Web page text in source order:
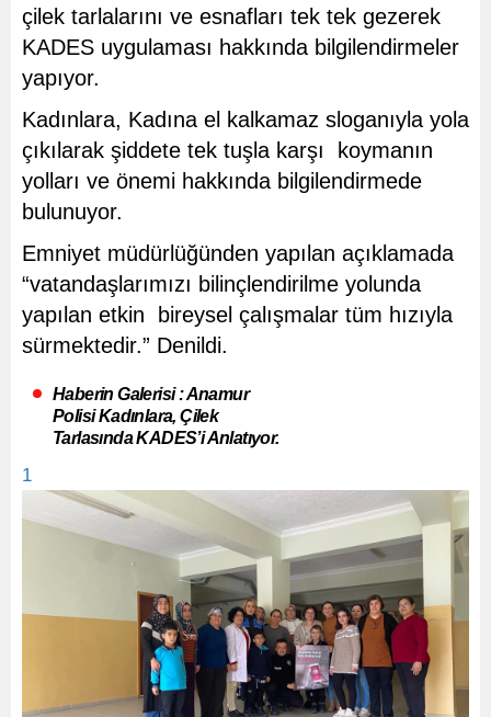
çilek tarlalarını ve esnafları tek tek gezerek
KADES uygulaması hakkında bilgilendirmeler
yapıyor.
Kadınlara, Kadına el kalkamaz sloganıyla yola
çıkılarak şiddete tek tuşla karşı koymanın
yolları ve önemi hakkında bilgilendirmede
bulunuyor.
Emniyet müdürlüğünden yapılan açıklamada
“vatandaşlarımızı bilinçlendirilme yolunda
yapılan etkin bireysel çalışmalar tüm hızıyla
sürmektedir.” Denildi.
Haberin Galerisi : Anamur
Polisi Kadınlara, Çilek
Tarlasında KADES’i Anlatıyor.
1